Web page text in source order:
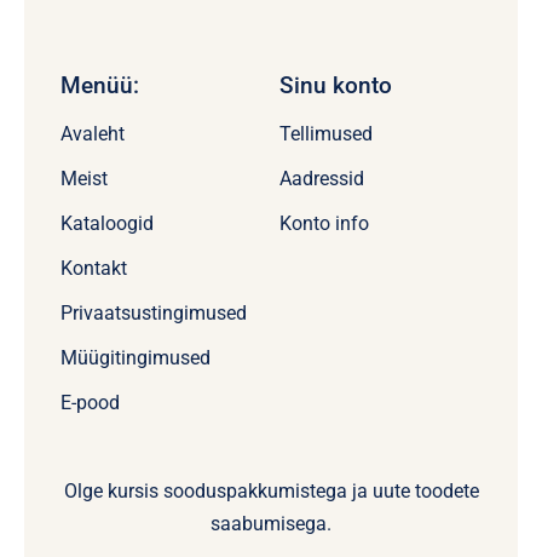
Menüü:
Avaleht
Meist
Kataloogid
Kontakt
Privaatsustingimused
Müügitingimused
E-pood
Sinu konto
Tellimused
Aadressid
Konto info
Olge kursis sooduspakkumistega ja uute toodete
saabumisega.